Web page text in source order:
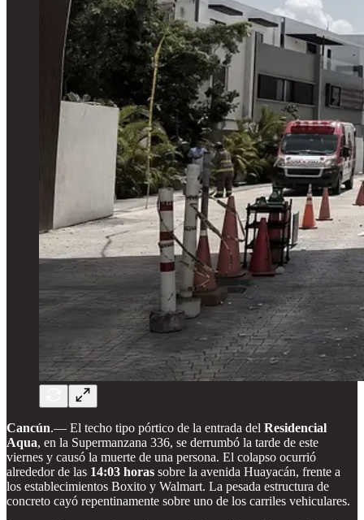
Cancún.— El techo tipo pórtico de la entrada del Residencial
Aqua, en la Supermanzana 336, se derrumbó la tarde de este
viernes y causó la muerte de una persona. El colapso ocurrió
alrededor de las 14:03 horas sobre la avenida Huayacán, frente a
los establecimientos Boxito y Walmart. La pesada estructura de
concreto cayó repentinamente sobre uno de los carriles vehiculares.